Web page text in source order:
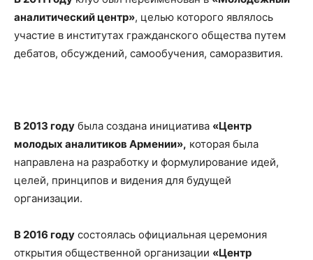
аналитический центр», целью которого являлось
участие в институтах гражданского общества путем
дебатов, обсуждений, самообучения, саморазвития.
В 2013 году была создана инициатива «Центр
молодых аналитиков Армении», которая была
направлена на разработку и формулирование идей,
целей, принципов и видения для будущей
организации.
В 2016 году состоялась официальная церемония
открытия общественной организации «Центр